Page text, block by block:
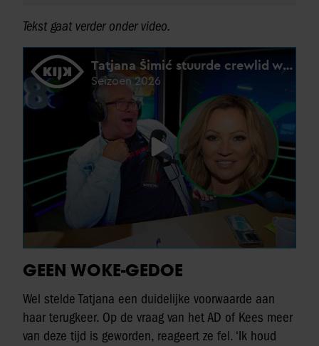
Tekst gaat verder onder video.
GEEN WOKE-GEDOE
Wel stelde Tatjana een duidelijke voorwaarde aan
haar terugkeer. Op de vraag van het AD of Kees meer
van deze tijd is geworden, reageert ze fel. ‘Ik houd